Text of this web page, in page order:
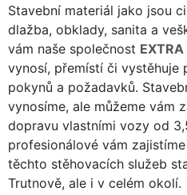
Stavební materiál jako jsou
dlažba, obklady, sanita a
vám naše společnost EXTRA
vynosí, přemístí či vystěhuje
pokynů a požadavků.
vynosíme, ale můžeme vám
dopravu vlastními vozy od
profesionálové vám
těchto stěhovacích služeb
Trutnově, ale i v celém okolí.